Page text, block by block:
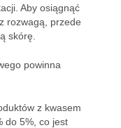
Aby osiągnąć
rozwagą, przede
skórę.
powinna
z kwasem
do 5%, co jest